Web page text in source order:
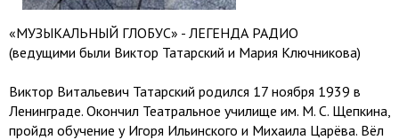
«МУЗЫКАЛЬНЫЙ ГЛОБУС» - ЛЕГЕНДА РАДИО
(ведущими были Виктор Татарский и Мария Ключникова)
Виктор Витальевич Татарский родился 17 ноября 1939 в
Ленинграде. Окончил Театральное училище им. М. С. Щепкина,
пройдя обучение у Игоря Ильинского и Михаила Царёва. Вёл